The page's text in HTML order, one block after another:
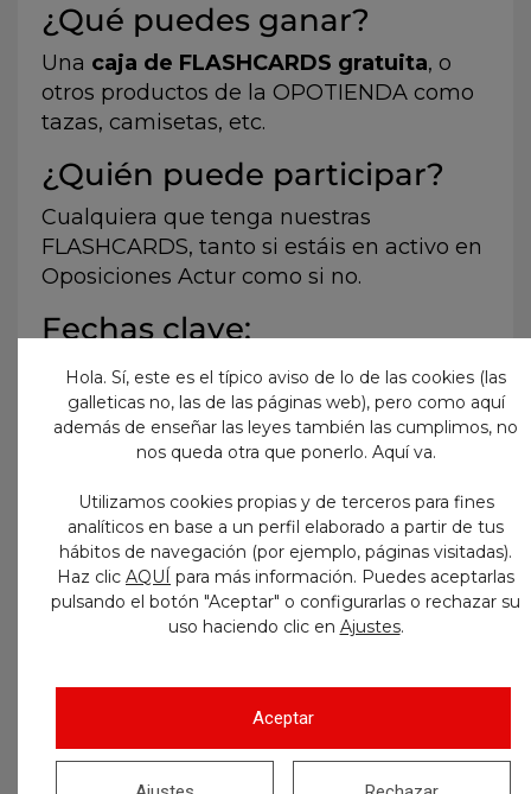
¿Qué puedes ganar?
Una caja de FLASHCARDS gratuita, o
otros productos de la OPOTIENDA como
tazas, camisetas, etc.
¿Quién puede participar?
Cualquiera que tenga nuestras
FLASHCARDS, tanto si estáis en activo en
Oposiciones Actur como si no.
Fechas clave:
El sorteo estará abierto desde el1 de
julio hasta el 30 de septiembre
Anunciaremos los ganadores
¿Cómo participar?
Haz una foto con tus FLASHCARDSen
tu lugar de vacaciones, escapada, viaje o
rincón veraniego favorito. Es mejor que
pixelaremos al publicar las fotos
Envíala a info@oposicionesactur.com
por email, indicando tu nombre y si
Hola. Sí, este es el típico aviso de lo de las cookies (las
galleticas no, las de las páginas web), pero como aquí
además de enseñar las leyes también las cumplimos, no
nos queda otra que ponerlo. Aquí va.
Utilizamos cookies propias y de terceros para fines
analíticos en base a un perfil elaborado a partir de tus
hábitos de navegación (por ejemplo, páginas visitadas).
Haz clic AQUÍ para más información. Puedes aceptarlas
pulsando el botón "Aceptar" o configurarlas o rechazar su
uso haciendo clic en Ajustes.
Aceptar